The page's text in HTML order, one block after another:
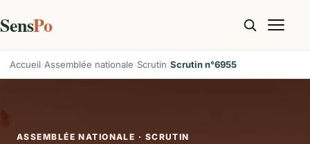
SensPo
Accueil Assemblée nationale Scrutin Scrutin n°6955
ASSEMBLÉE NATIONALE · SCRUTIN